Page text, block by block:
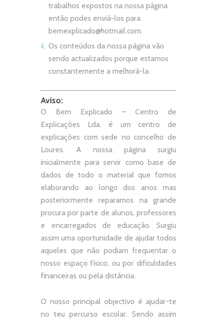
trabalhos expostos na nossa página
então podes enviá-los para
bemexplicado@hotmail.com.
Os conteúdos da nossa página vão
sendo actualizados porque estamos
constantemente a melhorá-la.
Aviso:
O Bem Explicado – Centro de
Explicações Lda. é um centro de
explicações com sede no concelho de
Loures. A nossa página surgiu
inicialmente para servir como base de
dados de todo o material que fomos
elaborando ao longo dos anos mas
posteriormente reparamos na grande
procura por parte de alunos, professores
e encarregados de educação. Surgiu
assim uma oportunidade de ajudar todos
aqueles que não podiam frequentar o
nosso espaço físico, ou por dificuldades
financeiras ou pela distância.
O nosso principal objectivo é ajudar-te
no teu percurso escolar. Sendo assim